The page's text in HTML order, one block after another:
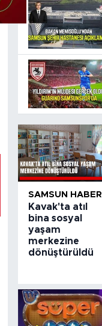
SAMSUN HABER
Kavak'ta atıl
bina sosyal
yaşam
merkezine
dönüştürüldü